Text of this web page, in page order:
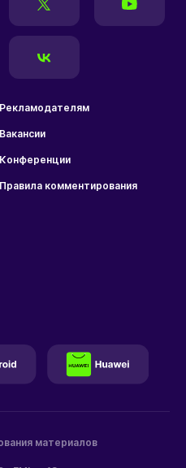
Рекламодателям
Вакансии
Конференции
Правила комментирования
материалов